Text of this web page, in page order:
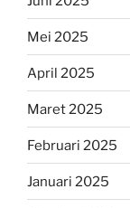
Mei 2025
April 2025
Maret 2025
Februari 2025
Januari 2025